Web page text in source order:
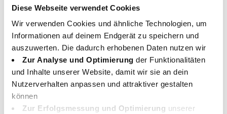
Diese Webseite verwendet Cookies
Wir verwenden Cookies und ähnliche Technologien, um
Informationen auf deinem Endgerät zu speichern und
auszuwerten. Die dadurch erhobenen Daten nutzen wir
Zur Analyse und Optimierung der Funktionalitäten
und Inhalte unserer Website, damit wir sie an dein
Nutzerverhalten anpassen und attraktiver gestalten
können
Zur Erfolgsmessung und Optimierung unserer